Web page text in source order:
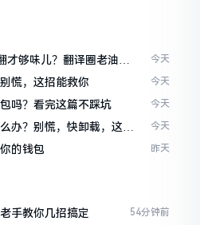
够味儿？翻译圈老油条
今天
慌，这招能救你 今天
吗？看完这篇不踩坑 今天
办？别慌，快卸载，这几
今天
的钱包 昨天
手教你几招搞定 54分钟前